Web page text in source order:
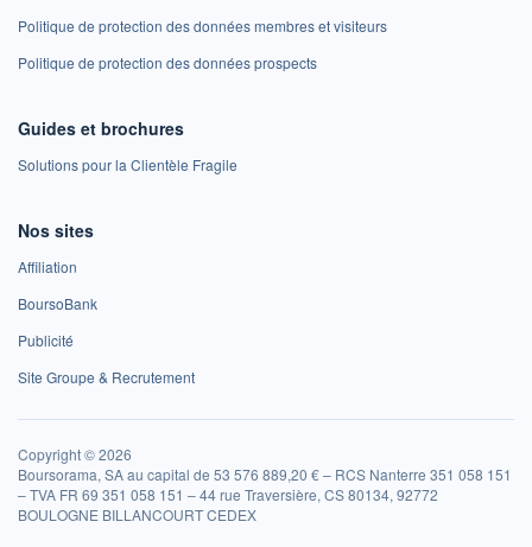
Politique de protection des données membres et visiteurs
Politique de protection des données prospects
Guides et brochures
Solutions pour la Clientèle Fragile
Nos sites
Affiliation
BoursoBank
Publicité
Site Groupe & Recrutement
Copyright © 2026
Boursorama, SA au capital de 53 576 889,20 € – RCS Nanterre 351 058 151
– TVA FR 69 351 058 151 – 44 rue Traversière, CS 80134, 92772
BOULOGNE BILLANCOURT CEDEX